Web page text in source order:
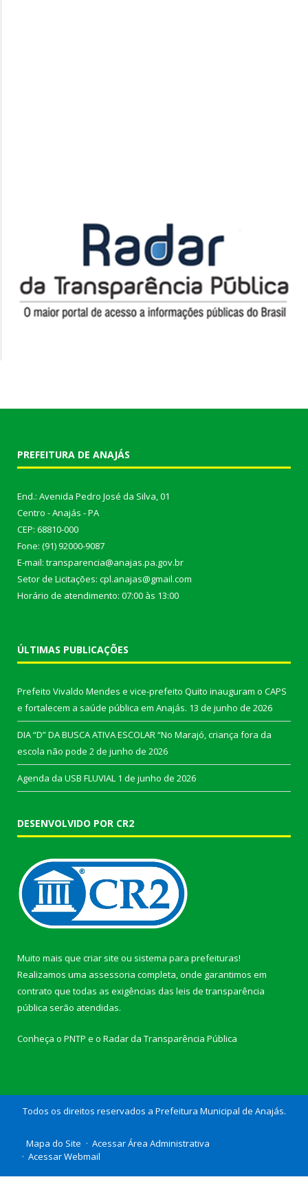
PREFEITURA DE ANAJÁS
End.: Avenida Pedro José da Silva, 01
Centro - Anajás - PA
CEP: 68810-000
Fone: (91) 92000-9087
E-mail: transparencia@anajas.pa.gov.br
Setor de Licitações: cpl.anajas@gmail.com
Horário de atendimento: 07:00 às 13:00
ÚLTIMAS PUBLICAÇÕES
Prefeito Vivaldo Mendes e vice-prefeito Quito inauguram o CAPS
e fortalecem a saúde pública em Anajás. 13 de junho de 2026
DIA “D” DA BUSCA ATIVA ESCOLAR “No Marajó, criança fora da
escola não pode 2 de junho de 2026
Agenda da USB FLUVIAL 1 de junho de 2026
DESENVOLVIDO POR CR2
Muito mais que criar site ou sistema para prefeituras!
Realizamos uma assessoria completa, onde garantimos em
contrato que todas as exigências das leis de transparência
pública serão atendidas.
Conheça o PNTP e o Radar da Transparência Pública
Todos os direitos reservados a Prefeitura Municipal de Anajás.
Mapa do Site
Acessar Área Administrativa
Acessar Webmail